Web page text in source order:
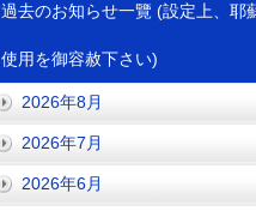
過去のお知らせ一覽 (設定上、耶
使用を御容赦下さい)
2026年8月
2026年7月
2026年6月